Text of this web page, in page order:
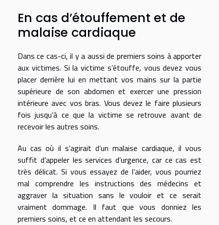
En cas d’étouffement et de
malaise cardiaque
Dans ce cas-ci, il y a aussi de premiers soins à apporter
aux victimes. Si la victime s’étouffe, vous devez vous
placer derrière lui en mettant vos mains sur la partie
supérieure de son abdomen et exercer une pression
intérieure avec vos bras. Vous devez le faire plusieurs
fois jusqu’à ce que la victime se retrouve avant de
recevoir les autres soins.
Au cas où il s’agirait d’un malaise cardiaque, il vous
suffit d’appeler les services d’urgence, car ce cas est
très délicat. Si vous essayez de l’aider, vous pourriez
mal comprendre les instructions des médecins et
aggraver la situation sans le vouloir et ce serait
vraiment dommage. Il faut que vous donniez les
premiers soins, et ce en attendant les secours.